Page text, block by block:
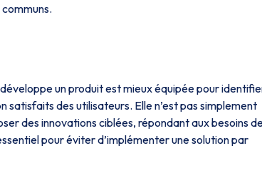
un produit est mieux équipée pour
satisfaits des utilisateurs. Elle n’est pas simplement
des innovations ciblées, répondant aux besoins
pour éviter d’implémenter une solution par